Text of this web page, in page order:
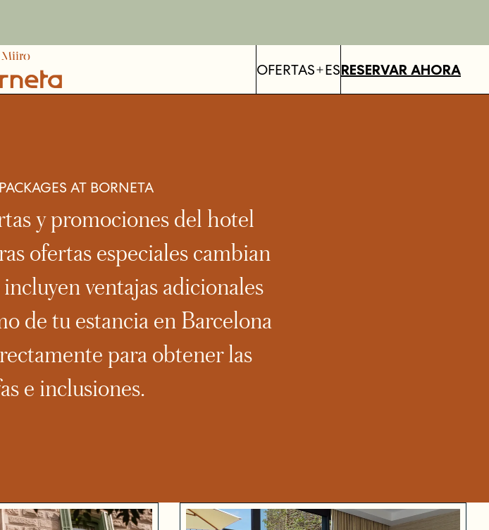
OFERTAS ESRESERVAR AHORA
AT BORNETA
y promociones del hotel
ofertas especiales cambian
ventajas adicionales
de tu estancia en Barcelona
para obtener las
e inclusiones.